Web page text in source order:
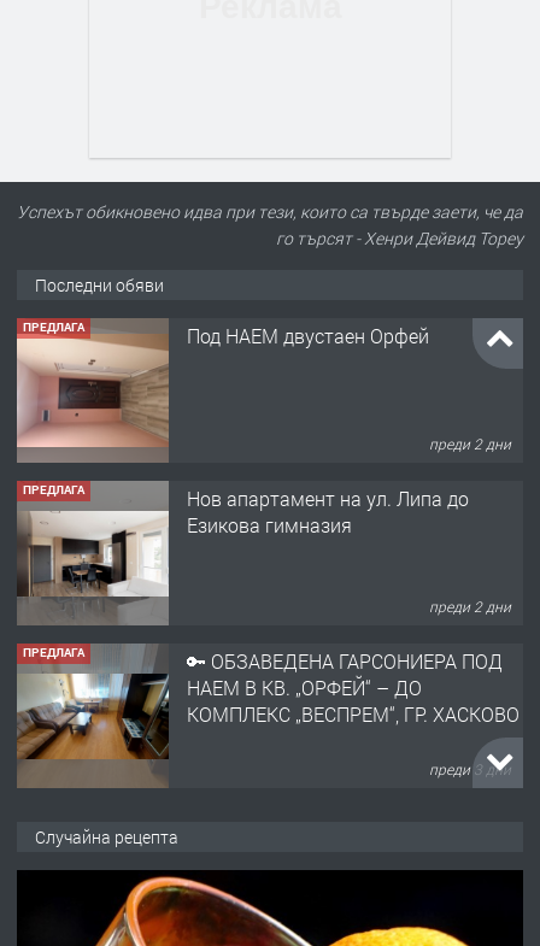
Успехът обикновено идва при тези, които са твърде заети, че да
го търсят - Хенри Дейвид Тореу
Последни обяви
ПРЕДЛАГА Под НАЕМ двустаен Орфей
преди 2 дни
ПРЕДЛАГА
Нов апартамент на ул. Липа до
Езикова гимназия
преди 2 дни
ПРЕДЛАГА
🔑 ОБЗАВЕДЕНА ГАРСОНИЕРА ПОД
НАЕМ В КВ. „ОРФЕЙ“ – ДО
КОМПЛЕКС „ВЕСПРЕМ“, ГР. ХАСКОВО
преди 3 дни
АПАРТАМЕНТ В ЦЕНТЪРА НА ГР.
ХАСКОВО
преди 4 дни
Случайна рецепта